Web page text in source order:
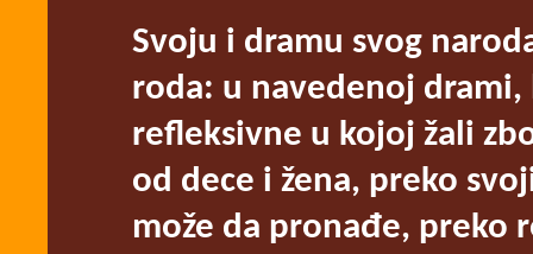
Svoju i dramu svog
roda: u navedenoj
refleksivne u kojoj žali
od dece i žena, preko
može da pronađe, preko